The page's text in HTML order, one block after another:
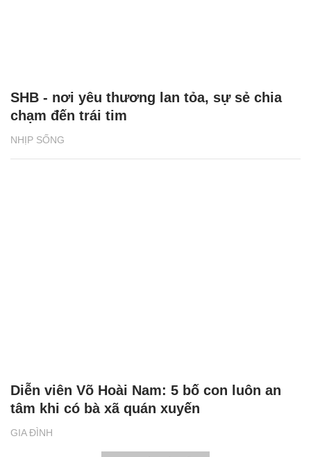
NHỊP SỐNG
SHB - nơi yêu thương lan tỏa, sự sẻ chia
chạm đến trái tim
GIA ĐÌNH
Diễn viên Võ Hoài Nam: 5 bố con luôn an
tâm khi có bà xã quán xuyến